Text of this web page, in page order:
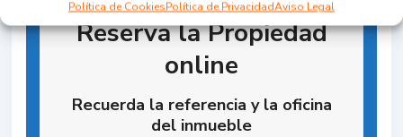
Política de CookiesPolítica de PrivacidadAviso Legal
Reserva la Propiedad
online
Recuerda la referencia y la oficina
del inmueble